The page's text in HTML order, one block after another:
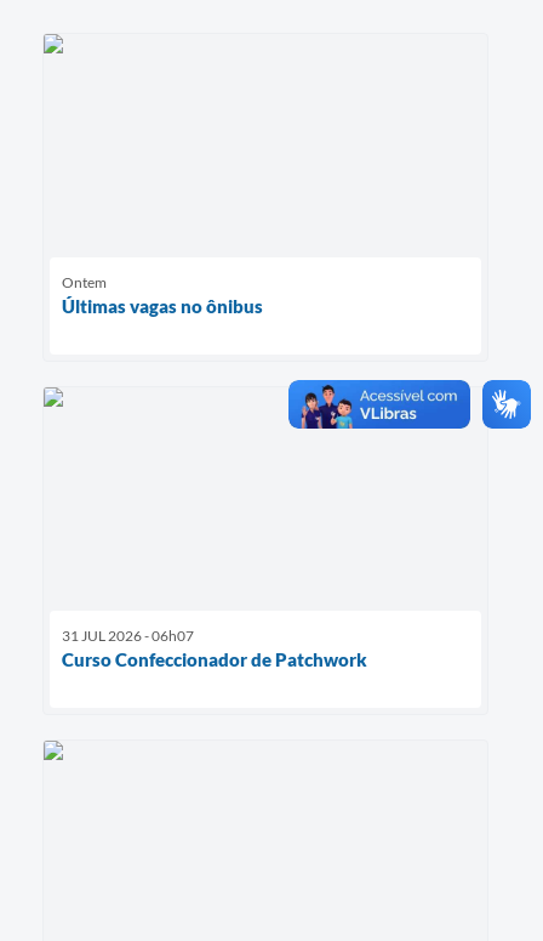
Ontem
Últimas vagas no ônibus
31 JUL 2026 - 06h07
Curso Confeccionador de Patchwork